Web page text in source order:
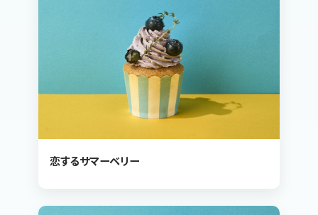
恋するサマーベリー